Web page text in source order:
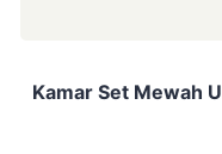
Kamar Set Mewah